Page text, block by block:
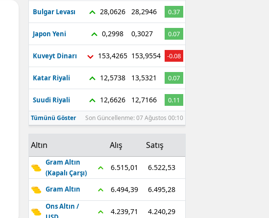
Bulgar Levası 28,0626 28,2946 0.37
Japon Yeni 0,2998 0,3027 0.07
Kuveyt Dinarı 153,4265 153,9554 -0.08
Katar Riyali 12,5738 13,5321 0.07
Suudi Riyali 12,6626 12,7166 0.11
Tümünü Göster Son Güncellenme: 07 Ağustos 00:10
Altın Alış Satış
Gram Altın
(Kapalı Çarşı)
6.515,01 6.522,53
Gram Altın 6.494,39 6.495,28
Ons Altın /
4.239,71 4.240,29